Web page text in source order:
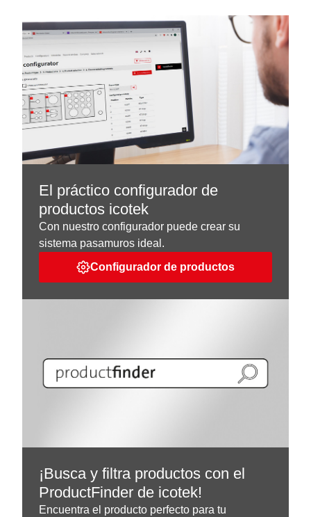
El práctico configurador de
productos icotek
Con nuestro configurador puede crear su
sistema pasamuros ideal.
Configurador de productos
¡Busca y filtra productos con el
ProductFinder de icotek!
Encuentra el producto perfecto para tu